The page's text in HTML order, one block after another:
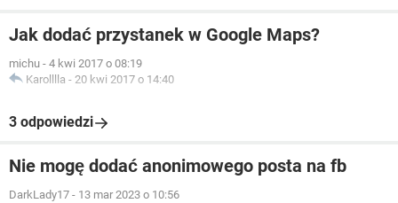
Jak dodać przystanek w Google Maps?
michu - 4 kwi 2017 o 08:19
Karolllla - 20 kwi 2017 o 14:40
3 odpowiedzi
Nie mogę dodać anonimowego posta na fb
DarkLady17 - 13 mar 2023 o 10:56